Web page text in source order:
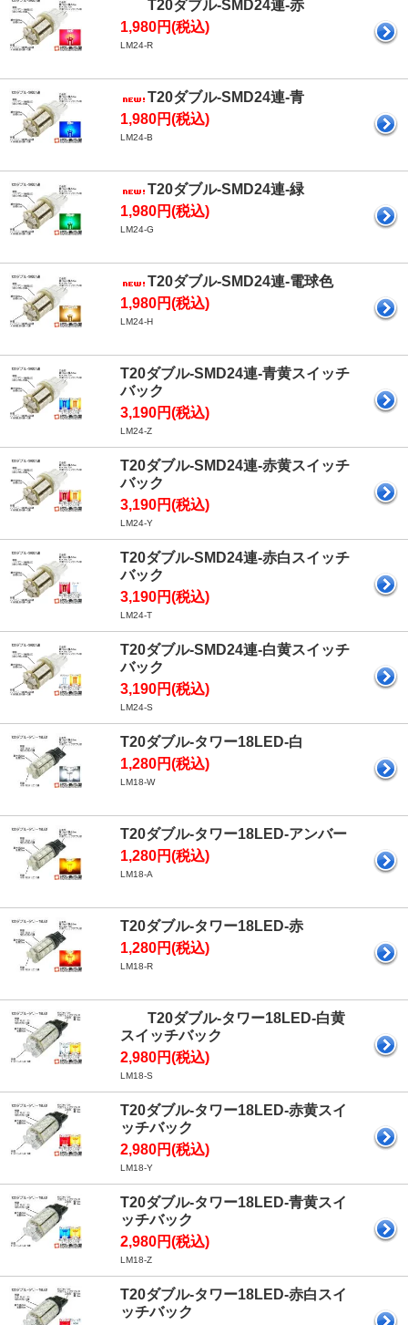
T20ダブル-SMD24連-赤
1,980円(税込)
LM24-R
T20ダブル-SMD24連-青
1,980円(税込)
LM24-B
T20ダブル-SMD24連-緑
1,980円(税込)
LM24-G
T20ダブル-SMD24連-電球色
1,980円(税込)
LM24-H
T20ダブル-SMD24連-青黄スイッチ
バック
3,190円(税込)
LM24-Z
T20ダブル-SMD24連-赤黄スイッチ
バック
3,190円(税込)
LM24-Y
T20ダブル-SMD24連-赤白スイッチ
バック
3,190円(税込)
LM24-T
T20ダブル-SMD24連-白黄スイッチ
バック
3,190円(税込)
LM24-S
T20ダブル-タワー18LED-白
1,280円(税込)
LM18-W
T20ダブル-タワー18LED-アンバー
1,280円(税込)
LM18-A
T20ダブル-タワー18LED-赤
1,280円(税込)
LM18-R
T20ダブル-タワー18LED-白黄
スイッチバック
2,980円(税込)
LM18-S
T20ダブル-タワー18LED-赤黄スイ
ッチバック
2,980円(税込)
LM18-Y
T20ダブル-タワー18LED-青黄スイ
ッチバック
2,980円(税込)
LM18-Z
T20ダブル-タワー18LED-赤白スイ
ッチバック